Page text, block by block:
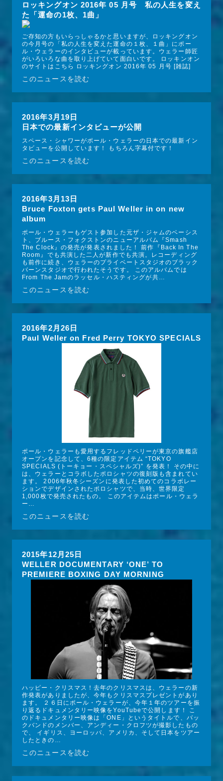
ロッキングオン 2016年 05 月号 私の人生を変え
た「運命の1枚、1曲」
ご存知の方もいらっしゃるかと思いますが、ロッキングオン
の今月号の「私の人生を変えた運命の１枚、１曲」にポー
ル・ウェラーのインタビューが載っています。ウェラー師匠
がいろいろな曲を取り上げていて面白いです。 ロッキンオン
のサイトはこちら ロッキングオン 2016年 05 月号 [雑誌]
このニュースを読む
2016年3月19日
日本での最新インタビューが公開
スペース・シャワーがポール・ウェラーの日本での最新イン
タビューを公開しています！ もちろん字幕付です！
このニュースを読む
2016年3月13日
Bruce Foxton gets Paul Weller in on new
album
ポール・ウェラーもゲスト参加した元ザ・ジャムのベーシス
ト、ブルース・フォクストンのニューアルバム『Smash
The Clock』の発売が発表されました！ 前作『Back In The
Room』でも共演した二人が新作でも共演。レコーディング
も前作に続き、ウェラーのプライベートスタジオのブラック
バーンスタジオで行われたそうです。 このアルバムでは
From The Jamのラッセル・ハスティングが共…
このニュースを読む
2016年2月26日
Paul Weller on Fred Perry TOKYO SPECIALS
ポール・ウェラーも愛用するフレッドペリーが東京の旗艦店
オープンを記念して、6種の限定アイテム “TOKYO
SPECIALS (トーキョー・スペシャルズ)” を発表！ その中に
は、ウェラーとコラボしたポロシャツの復刻版も含まれてい
ます。 2006年秋冬シーズンに発表した初めてのコラボレー
ションでデザインされたポロシャツで、当時、世界限定
1,000枚で発売されたもの。 このアイテムはポール・ウェラ
ー…
このニュースを読む
2015年12月25日
WELLER DOCUMENTARY ‘ONE’ TO
PREMIERE BOXING DAY MORNING
ハッピー・クリスマス！去年のクリスマスは、ウェラーの新
作発表がありましたが、今年もクリスマスプレゼントがあり
ます。 ２６日にポール・ウェラーが、今年１年のツアーを振
り返るドキュメンタリー映像をYouTubeで公開します！ こ
のドキュメンタリー映像は「ONE」というタイトルで、バッ
クバンドのメンバー、アンディー・クロフツが撮影したもの
で、 イギリス、ヨーロッパ、アメリカ、そして日本をツアー
したときの…
このニュースを読む